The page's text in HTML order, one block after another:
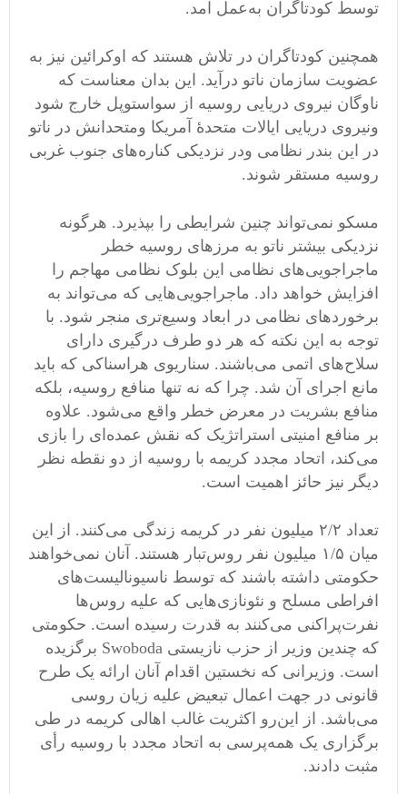
توسط کودتاگران به‌عمل آمد.
همچنین کودتاگران در تلاش هستند که اوکرائین نیز به
عضویت سازمان ناتو درآید. این بدان معناست که
ناوگان نیروی دریایی روسیه از سواستوپل خارج شود
ونیروی دریایی ایالات متحدهٔ آمریکا ومتحدانش در ناتو
در این بندر نظامی‌ ودر نزدیکی کناره‌های جنوب غربی
روسیه مستقر شوند.
مسکو نمی‌تواند چنین شرایطی را بپذیرد. هرگونه
نزدیکی بیشتر ناتو به مرزهای روسیه خطر
ماجراجویی‌های نظامی‌ این بلوک نظامی‌ مهاجم را
افزایش خواهد داد. ماجراجویی‌هایی که می‌تواند به
برخوردهای نظامی‌ در ابعاد وسیع‌تری منجر شود. با
توجه به این نکته که هر دو طرف درگیری دارای
سلاح‌های اتمی‌ می‌باشند. سناریوی هراسناکی که باید
مانع اجرای آن شد. چرا که نه تنها ‌منافع روسیه، بلکه
منافع بشریت در معرض خطر واقع می‌شود. علاوه
بر منافع امنیتی استراتژیک که نقش عمده‌ای را بازی
می‌کند، اتحاد مجدد کریمه با روسیه از دو نقطه نظر
دیگر نیز حائز اهمیت است.
تعداد ۲/۲ میلیون نفر در کریمه زندگی می‌کنند. از این
میان ۱/۵ میلیون نفر روس‌تبار هستند. آنان نمی‌خواهند
حکومتی داشته باشند که توسط ناسیونالیست‌های
افراطی مسلح و نئونازی‌هایی که علیه روس‌ها
‌نفرت‌پراکنی می‌کنند به قدرت رسیده است. حکومتی
که چندین وزیر از حزب نازیستی Swoboda برگزیده
است. وزیرانی که نخستین اقدام آنان ارائه یک طرح
قانونی در جهت اعمال تبعیض علیه زیان روسی
می‌باشد. از این‌رو اکثریت غالب اهالی کریمه در طی
برگزاری یک همه‌پرسی به اتحاد مجدد با روسیه رأی
مثبت دادند.